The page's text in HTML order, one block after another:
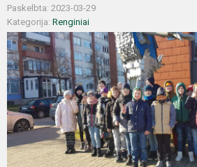
Paskelbta: 2023-03-29
Kategorija: Renginiai